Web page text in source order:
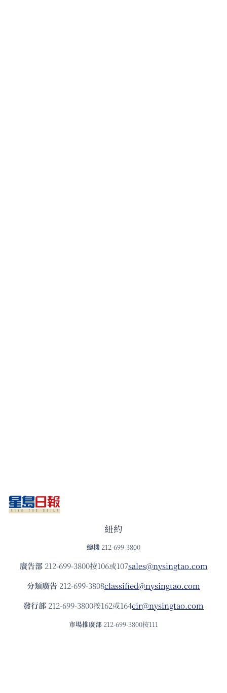
紐約
總機 212-699-3800
廣告部212-699-3800按106或107sales@nysingtao.com
分類廣告 212-699-3808classified@nysingtao.com
發⾏部 212-699-3800按162或164cir@nysingtao.com
市場推廣部 212-699-3800按111